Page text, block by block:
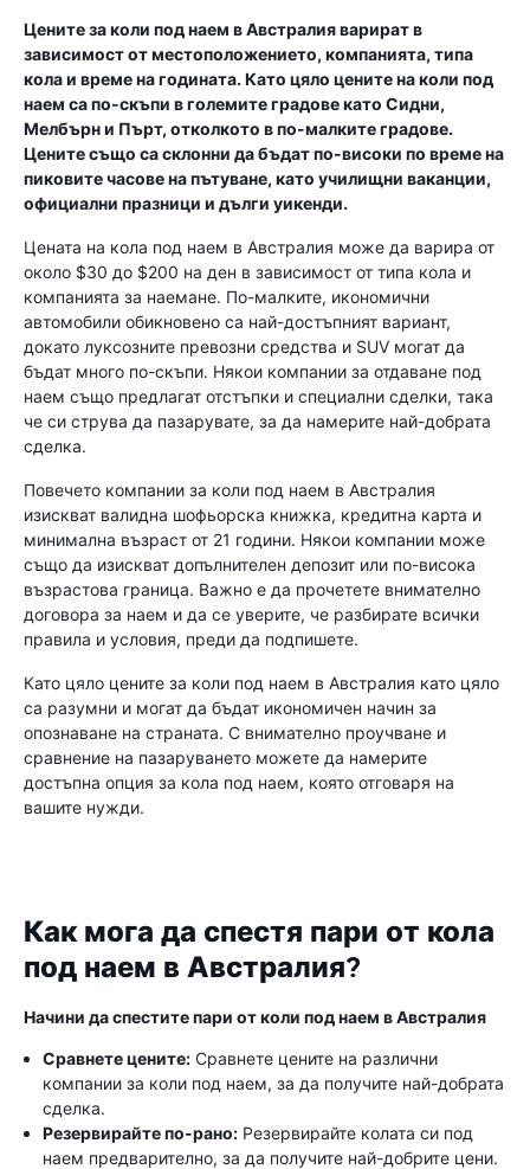
Цените за коли под наем в Австралия варират в
зависимост от местоположението, компанията, типа
кола и време на годината. Като цяло цените на коли под
наем са по-скъпи в големите градове като Сидни,
Мелбърн и Пърт, отколкото в по-малките градове.
Цените също са склонни да бъдат по-високи по време на
пиковите часове на пътуване, като училищни ваканции,
официални празници и дълги уикенди.
Цената на кола под наем в Австралия може да варира от
около $30 до $200 на ден в зависимост от типа кола и
компанията за наемане. По-малките, икономични
автомобили обикновено са най-достъпният вариант,
докато луксозните превозни средства и SUV могат да
бъдат много по-скъпи. Някои компании за отдаване под
наем също предлагат отстъпки и специални сделки, така
че си струва да пазарувате, за да намерите най-добрата
сделка.
Повечето компании за коли под наем в Австралия
изискват валидна шофьорска книжка, кредитна карта и
минимална възраст от 21 години. Някои компании може
също да изискват допълнителен депозит или по-висока
възрастова граница. Важно е да прочетете внимателно
договора за наем и да се уверите, че разбирате всички
правила и условия, преди да подпишете.
Като цяло цените за коли под наем в Австралия като цяло
са разумни и могат да бъдат икономичен начин за
опознаване на страната. С внимателно проучване и
сравнение на пазаруването можете да намерите
достъпна опция за кола под наем, която отговаря на
вашите нужди.
Как мога да спестя пари от кола
под наем в Австралия?
Начини да спестите пари от коли под наем в Австралия
Сравнете цените: Сравнете цените на различни
компании за коли под наем, за да получите най-добрата
сделка.
Резервирайте по-рано: Резервирайте колата си под
наем предварително, за да получите най-добрите цени.